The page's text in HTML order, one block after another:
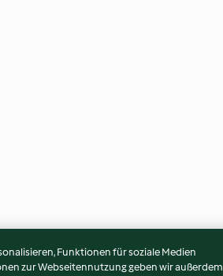
Funktionen für soziale Medien
zur Webseitennutzung geben wir außerdem